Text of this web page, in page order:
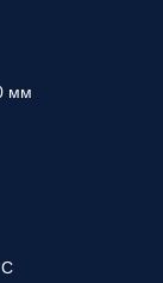
мм